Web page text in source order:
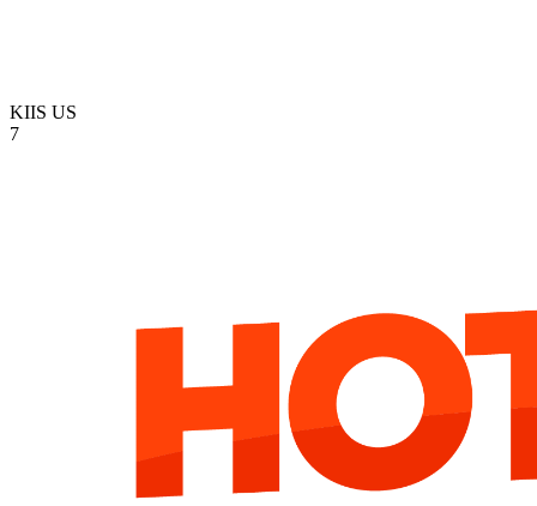
KIIS US
7